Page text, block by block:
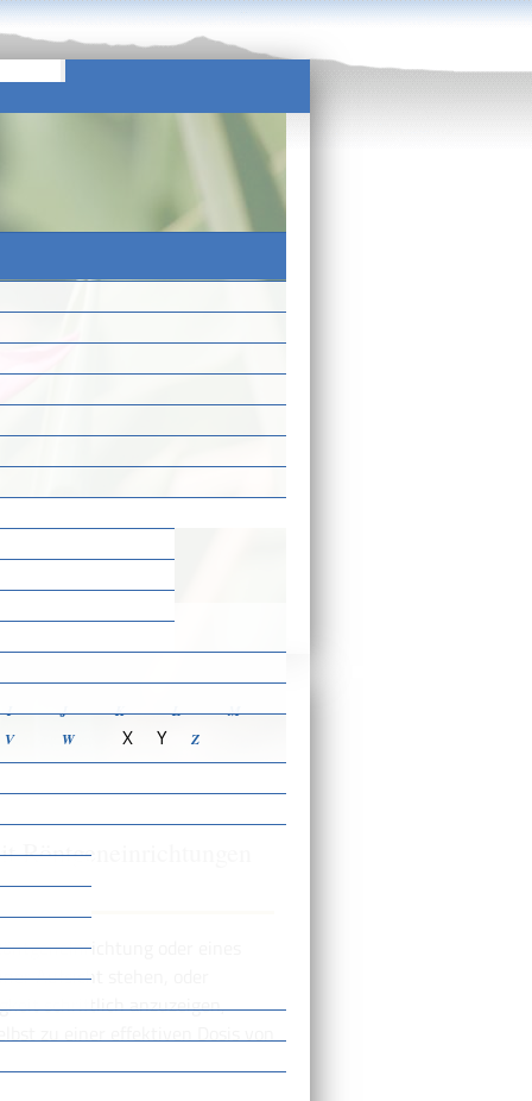
I J K L
M
V W X Y Z
oder eines
Aufsicht stehen, oder
schriftlich anzuzeigen,
zu einer effektiven Dosis von